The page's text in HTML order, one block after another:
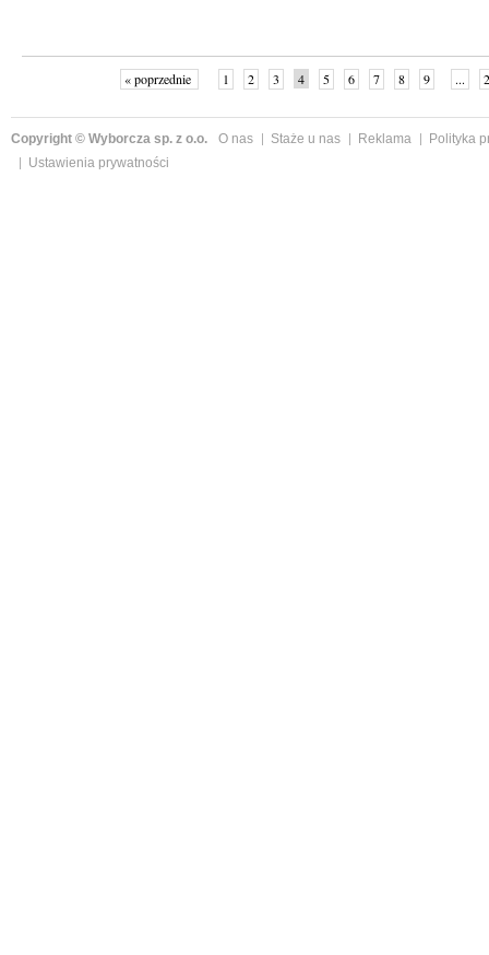
« poprzednie 1 2 3 4 5 6 7 8 9 ...
Copyright © Wyborcza sp. z o.o. O nas Staże u nas Reklama
Polityka
Ustawienia prywatności